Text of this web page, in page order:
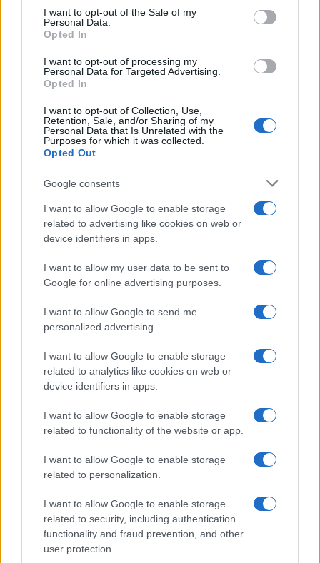
consent section.
I want to opt-out of the Sale of my
Personal Data.
Opted In
I want to opt-out of processing my
Personal Data for Targeted Advertising.
Opted In
I want to opt-out of Collection, Use,
Retention, Sale, and/or Sharing of my
Personal Data that Is Unrelated with the
Purposes for which it was collected.
Opted Out
Google consents
I want to allow Google to enable storage
related to advertising like cookies on web or
device identifiers in apps.
I want to allow my user data to be sent to
Google for online advertising purposes.
I want to allow Google to send me
personalized advertising.
I want to allow Google to enable storage
related to analytics like cookies on web or
device identifiers in apps.
I want to allow Google to enable storage
related to functionality of the website or app.
I want to allow Google to enable storage
related to personalization.
I want to allow Google to enable storage
related to security, including authentication
functionality and fraud prevention, and other
user protection.
Come padroneggiare la bandeja nel padel: consigli e
tecniche
Ilaria Mauri · 7 Ago 2026
PIÙ LETTI
Europei degli sport acquatici, ciclismo e tennis: il
palinsesto sportivo del 3 agosto
Lara Gut: stipendio e patrimonio della sciatrice
Team Event
completo del Greatest Rivalry Tour
A quanto ammonta il patrimonio di Federica
calcio, basket, tennis, ciclismo, motori, Formula 1,
MotoGP e Olimpiadi. Le ultime news dalle competizioni
nazionali e internazionali, gli highlight delle partite, le
interviste ai protagonisti e i risultati in tempo reale di tutte
le discipline che fanno emozionare gli appassionati di